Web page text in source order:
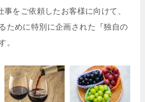
事をご依頼したお客様に向けて、
ために特別に企画された『独自の
。